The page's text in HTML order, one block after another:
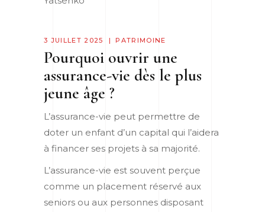
3 JUILLET 2025 PATRIMOINE
Pourquoi ouvrir une
assurance-vie dès le plus
jeune âge ?
L’assurance-vie peut permettre de
doter un enfant d’un capital qui l’aidera
à financer ses projets à sa majorité.
L’assurance-vie est souvent perçue
comme un placement réservé aux
seniors ou aux personnes disposant